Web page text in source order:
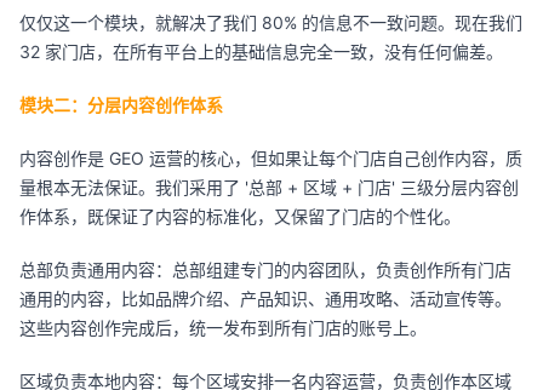
仅仅这一个模块，就解决了我们 80% 的信息不一致问题。现在我们
32 家门店，在所有平台上的基础信息完全一致，没有任何偏差。
模块二：分层内容创作体系
内容创作是 GEO 运营的核心，但如果让每个门店自己创作内容，质
量根本无法保证。我们采用了 '总部 + 区域 + 门店' 三级分层内容创
作体系，既保证了内容的标准化，又保留了门店的个性化。
总部负责通用内容：总部组建专门的内容团队，负责创作所有门店
通用的内容，比如品牌介绍、产品知识、通用攻略、活动宣传等。
这些内容创作完成后，统一发布到所有门店的账号上。
区域负责本地内容：每个区域安排一名内容运营，负责创作本区域